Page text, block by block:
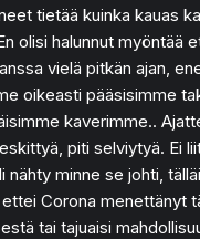
tietää kuinka kauas
olisi halunnut myöntää
vielä pitkän ajan,
oikeasti pääsisimme
kaverimme..
piti selviytyä. Ei
nähty minne se johti,
Corona menettänyt
tai tajuaisi